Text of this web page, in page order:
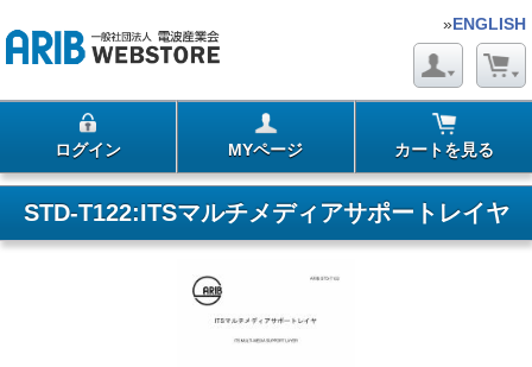
»ENGLISH
ログイン MYページ カートを見る
STD-T122:ITSマルチメディアサポートレイヤ